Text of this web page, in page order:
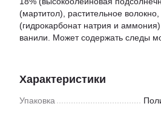
(мартитол), растительное
(гидрокарбонат натрия и
ванили. Может содержать следы
Характеристики
Упаковка